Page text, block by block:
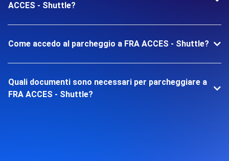
ACCES - Shuttle?
Come accedo al parcheggio a FRA ACCES - Shuttle?
Quali documenti sono necessari per parcheggiare a
FRA ACCES - Shuttle?